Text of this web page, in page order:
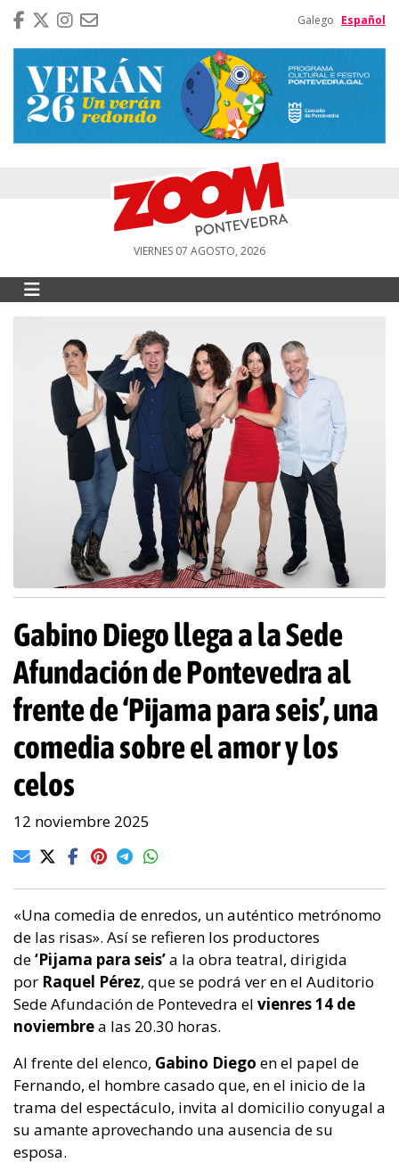
Galego Español
VIERNES 07 AGOSTO, 2026
Gabino Diego llega a la Sede
Afundación de Pontevedra al
frente de ‘Pijama para seis’, una
comedia sobre el amor y los
celos
12 noviembre 2025
«Una comedia de enredos, un auténtico metrónomo
de las risas». Así se refieren los productores
de‘Pijama para seis’a la obra teatral, dirigida
por Raquel Pérez, que se podrá ver en el Auditorio
Sede Afundación de Pontevedra el vienres 14 de
noviembrea las 20.30 horas.
Al frente del elenco, Gabino Diego en el papel de
Fernando, el hombre casado que, en el inicio de la
trama del espectáculo, invita al domicilio conyugal a
su amante aprovechando una ausencia de su
esposa.